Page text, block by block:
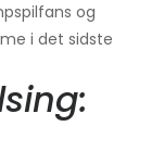
og
i det sidste